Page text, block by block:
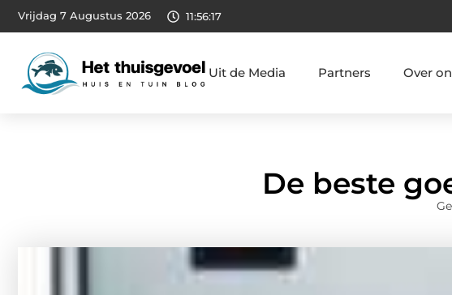
Vrijdag 7 Augustus 2026 11:56:18
Uit de Media Partners Over
De beste